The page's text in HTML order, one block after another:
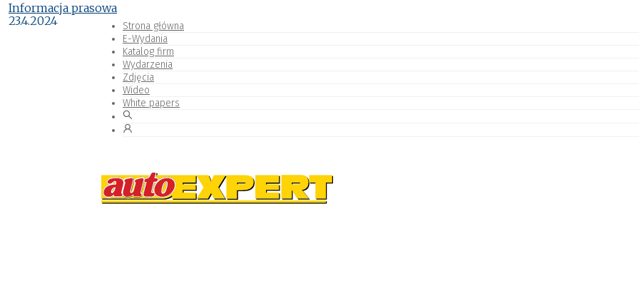
Strona główna
E-Wydania
Katalog firm
Wydarzenia
Zdjęcia
Wideo
White papers
Informacja prasowa
23.4.2024